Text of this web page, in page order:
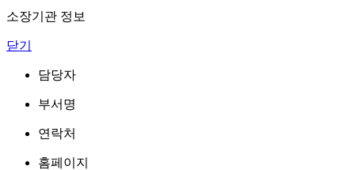
소장기관 정보
닫기
담당자
부서명
연락처
홈페이지